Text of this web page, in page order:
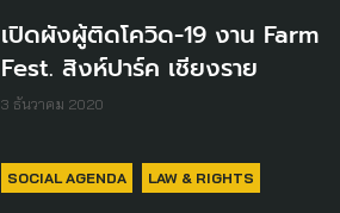
เปิดผังผู้ติดโควิด-19 งาน Farm
Fest. สิงห์ปาร์ค เชียงราย
3 ธันวาคม 2020
SOCIAL AGENDA LAW & RIGHTS